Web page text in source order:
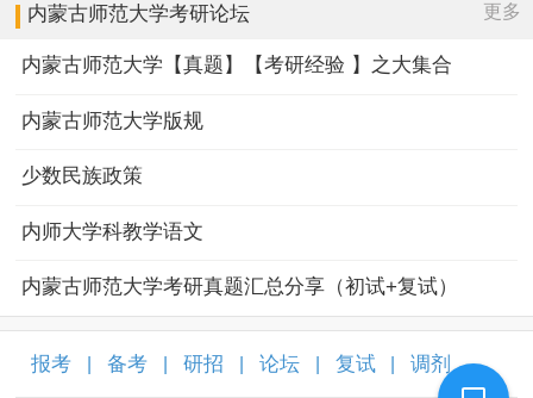
内蒙古师范大学考研论坛 更多
内蒙古师范大学【真题】【考研经验 】之大集合
内蒙古师范大学版规
少数民族政策
内师大学科教学语文
内蒙古师范大学考研真题汇总分享（初试+复试）
报考 备考 研招 论坛 复试 调剂